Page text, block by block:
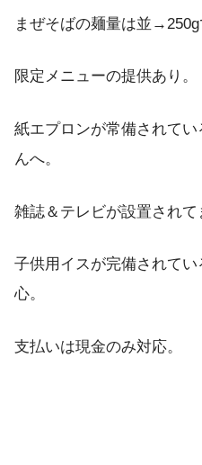
まぜそばの麺量は並→250g
限定メニューの提供あり。
紙エプロンが常備されて
んへ。
雑誌＆テレビが設置されて
子供用イスが完備されて
心。
支払いは現金のみ対応。